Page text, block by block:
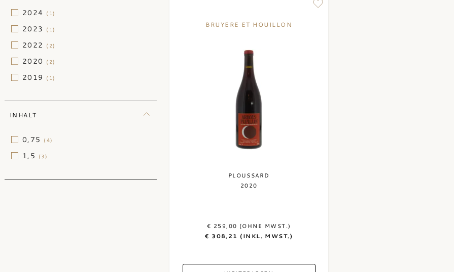
Carmenere
Chardonnay
Chasselas
Chenin Blanc
Cinsault
Friulano(4)
Furmint
Godello(2)
2024 (1)
2023 (1)
2022 (2)
2020 (2)
2019 (1)
INHALT
0,75 (4)
1,5 (3)
BRUYERE ET HOUILLON
PLOUSSARD
2020
€ 259,00 (OHNE MWST.)
€ 308,21 (INKL. MWST.)